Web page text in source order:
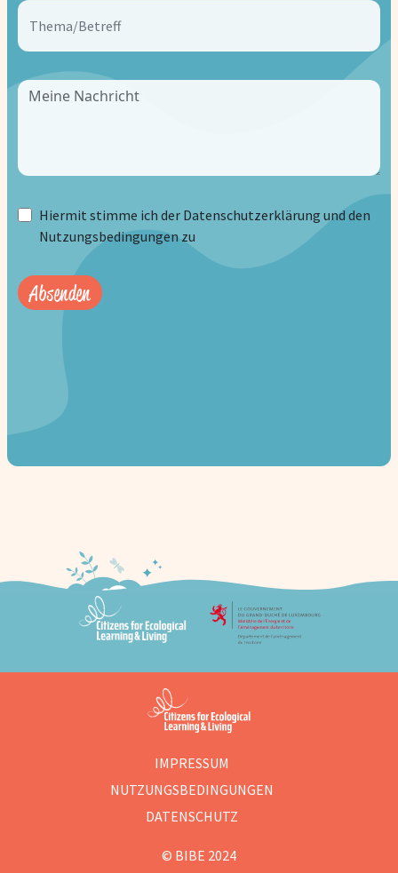
Thema/Betreff
Hiermit stimme ich der Datenschutzerklärung und den
Nutzungsbedingungen zu
Absenden
IMPRESSUM
NUTZUNGSBEDINGUNGEN
DATENSCHUTZ
© BIBE 2024